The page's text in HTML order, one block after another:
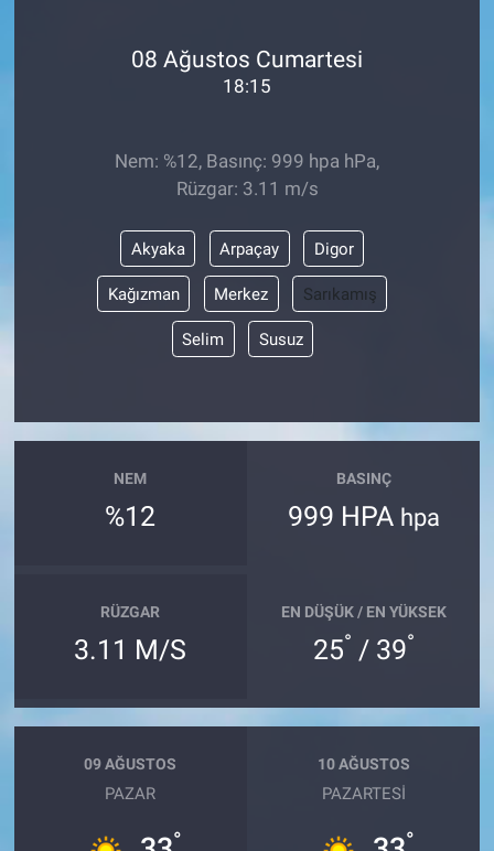
08 Ağustos Cumartesi
18:15
Nem: %12, Basınç: 999 hpa hPa,
Rüzgar: 3.11 m/s
Akyaka Arpaçay Digor
Kağızman Merkez Sarıkamış
Selim Susuz
NEM
%12
BASINÇ
999 HPA hpa
RÜZGAR
3.11 M/S
EN DÜŞÜK / EN YÜKSEK
25° / 39°
09 AĞUSTOS
PAZAR
°
10 AĞUSTOS
PAZARTESI
°